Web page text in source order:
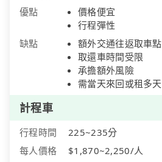
優點
價格便宜
行程彈性
缺點
額外交通往返取車點
取還車時間受限
承擔額外風險
需當天來回或租多天
計程車
行程時間
225~235分
每人價格
$1,870~2,250/人